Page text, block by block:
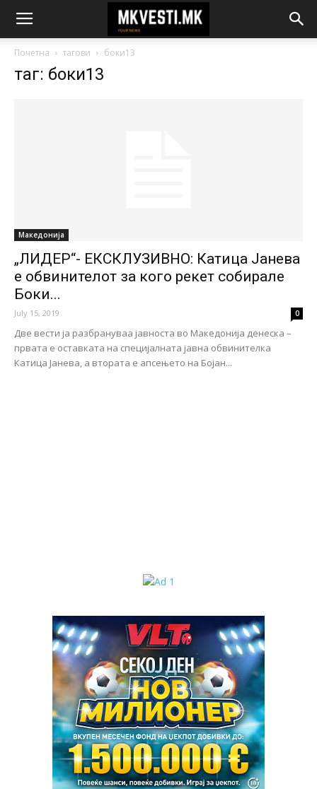
Почетна тагови боки13
таг: боки13
Македонија
„ЛИДЕР“- ЕКСКЛУЗИВНО: Катица Јанева
е обвинителот за кого рекет собирале
Боки...
July 15, 2019 0
Две вести ја разбрануваа јавноста во Македонија денеска –
првата е оставката на специјалната јавна обвинителка
Катица Јанева, а втората е апсењето на Бојан...